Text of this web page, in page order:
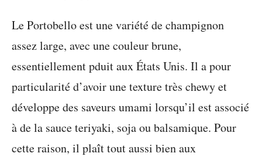
Le Portobello est une variété de champignon
assez large, avec une couleur brune,
essentiellement pduit aux États Unis. Il a pour
particularité d’avoir une texture très chewy et
développe des saveurs umami lorsqu’il est associé
à de la sauce teriyaki, soja ou balsamique. Pour
cette raison, il plaît tout aussi bien aux